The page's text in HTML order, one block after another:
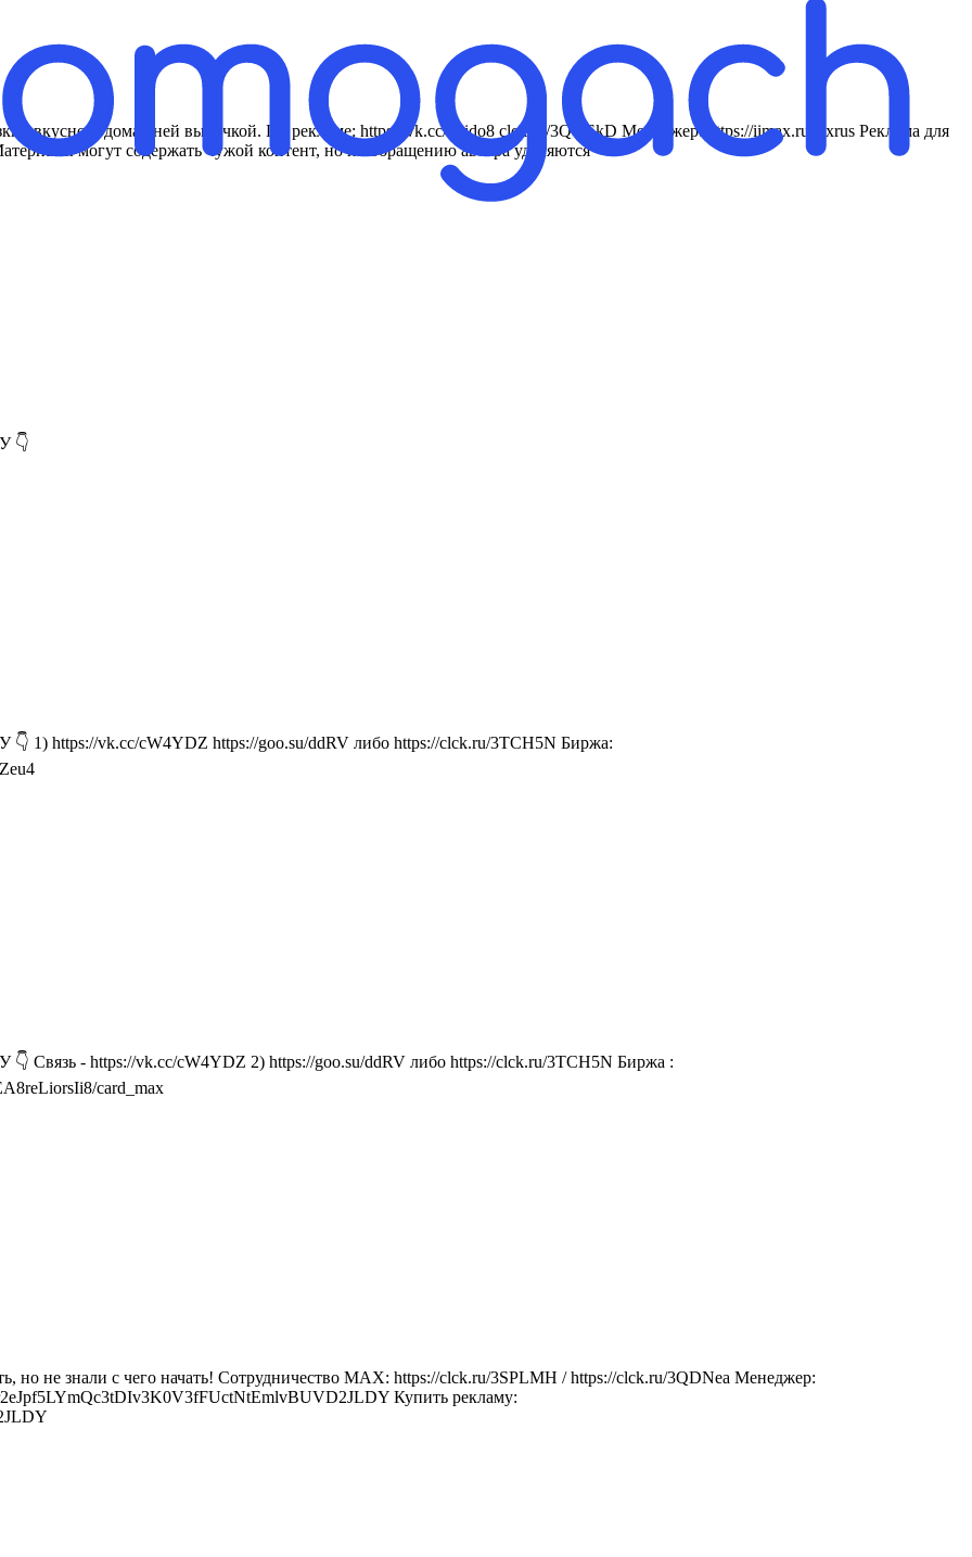
вкусной, домашней выпечкой. По рекламе: https://vk.cc/cSido8 clck.ru/3QYEkD Менеджер: https://iimax.ru/lexrus Реклама для
могут содержать чужой контент, но по обращению автора удаляются
👇
https://vk.cc/cW4YDZ https://goo.su/ddRV либо https://clck.ru/3TCH5N Биржа:
- https://vk.cc/cW4YDZ 2) https://goo.su/ddRV либо https://clck.ru/3TCH5N Биржа :
card_max
но не знали с чего начать! Сотрудничество MAX: https://clck.ru/3SPLMH / https://clck.ru/3QDNea Менеджер:
Купить рекламу: